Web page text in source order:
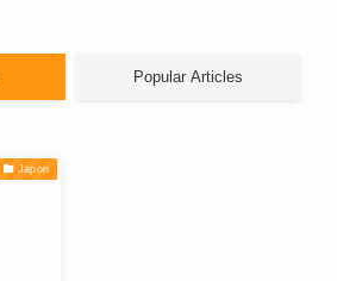
Popular Articles
Japon